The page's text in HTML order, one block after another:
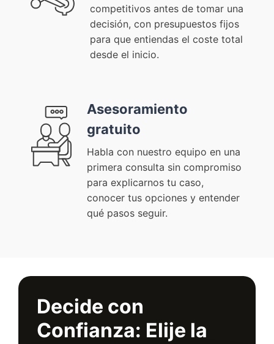
competitivos antes de tomar una
decisión, con presupuestos fijos
para que entiendas el coste total
desde el inicio.
Asesoramiento
gratuito
Habla con nuestro equipo en una
primera consulta sin compromiso
para explicarnos tu caso,
conocer tus opciones y entender
qué pasos seguir.
Decide con
Confianza: Elije la